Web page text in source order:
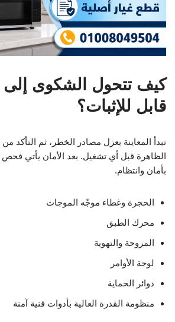
كيف تتحول الشكوى
قابل للإثبات؟
تبدأ المعاينة بعزل مصادر الخطر، ثم التأكد من
الظاهرة قبل أي تشغيل. بعد الأمان يأتي
بأمان وانتظام.
الحجرة وغطاء موجّه الموجات
محرك الطبق
المروحة والتهوية
لوحة الأوامر
دوائر الحماية
منظومة القدرة العالية بأدوات فنية آمنة